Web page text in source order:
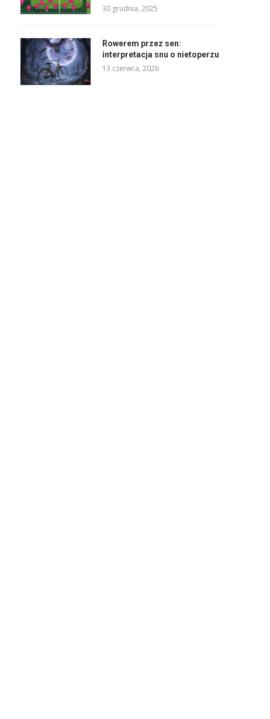
30 grudnia, 2025
Rowerem przez sen:
interpretacja snu o nietoperzu
13 czerwca, 2026